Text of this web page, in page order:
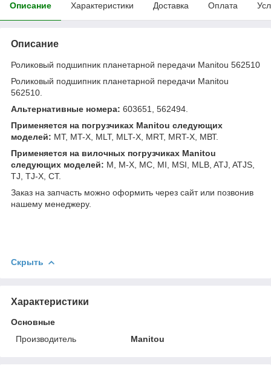
Описание Характеристики Доставка Оплата
Описание
Роликовый подшипник планетарной передачи Manitou 562510
Роликовый подшипник планетарной передачи Manitou
562510.
Альтернативные номера: 603651, 562494.
Применяется на погрузчиках Manitou следующих
моделей: MT, MT-X, MLT, MLT-X, MRT, MRT-X, МВТ.
Применяется на вилочных погрузчиках Manitou
следующих моделей: M, M-X, MC, MI, MSI, MLB, ATJ, ATJS,
TJ, TJ-X, CT.
Заказ на запчасть можно оформить через сайт или позвонив
нашему менеджеру.
Скрыть
Характеристики
Основные
Производитель
Manitou